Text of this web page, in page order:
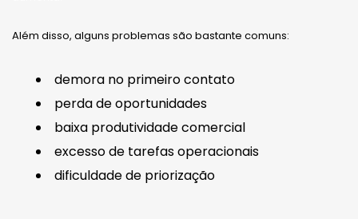
Além disso, alguns problemas são bastante comuns:
demora no primeiro contato
perda de oportunidades
baixa produtividade comercial
excesso de tarefas operacionais
dificuldade de priorização